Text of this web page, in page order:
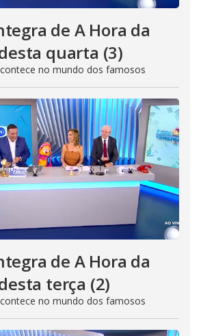
de A Hora da
quarta (3)
no mundo dos famosos
de A Hora da
terça (2)
no mundo dos famosos